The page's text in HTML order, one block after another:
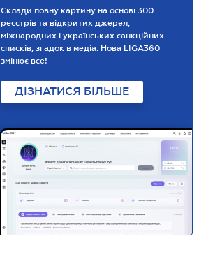
Склади повну картину на основі 300
реєстрів та відкритих джерел,
міжнародних і українських санкційних
списків, згадок в медіа. Нова LIGA360
змінює все!
ДІЗНАТИСЯ БІЛЬШЕ